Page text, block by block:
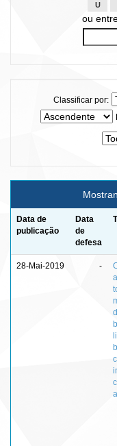
U
ou
Classificar por:
Data de
publicação
Data
de
defesa
28-Mai-2019 -